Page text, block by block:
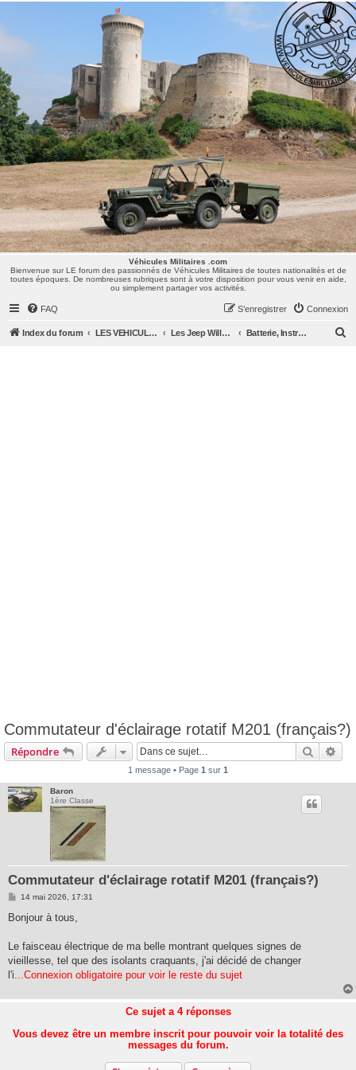
Véhicules Militaires .com
Bienvenue sur LE forum des passionnés de Véhicules Militaires de toutes nationalités et de
toutes époques. De nombreuses rubriques sont à votre disposition pour vous venir en aide,
ou simplement partager vos activités.
Véhicules Militaires .com
Bienvenue sur LE forum des passionnés de Véhicules Militaires de toutes nationalités et de
toutes époques. De nombreuses rubriques sont à votre disposition pour vous venir en aide,
ou simplement partager vos activités.
FAQ Connexion
S’enregistrer
Index du forum LES VEHICULES MILITAIRES Les Jeep Willys MB, Ford GPW, Hotchkiss M201, CJ/M38/MUTT, ... Batterie, Instruments, Eclairage
Commutateur d'éclairage rotatif M201 (français?)
Répondre
1 message • Page 1 sur 1
Baron
1ère Classe
Commutateur d'éclairage rotatif M201 (français?)
M
s
g
14 mai 2026, 17:31
Bonjour à tous,
Le faisceau électrique de ma belle montrant quelques signes de
vieillesse, tel que des isolants craquants, j'ai décidé de changer
l'i ...Connexion obligatoire pour voir le reste du sujet
Ce sujet a 4réponses
Vous devez être un membre inscrit pour pouvoir voir la totalité des
messages du forum.